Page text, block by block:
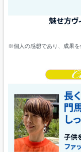
※個人の感想であり、成果